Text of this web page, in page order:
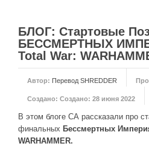
Крестовые походы
Античность
Средние века
БЛОГ: Стартовые
БЕССМЕРТНЫХ
Total War:
Автор: Перевод SHREDDER
Создано: Создано: 28 июня 2022
В этом блоге СА рассказали про
финальных Бессмертных
WARHAMMER.